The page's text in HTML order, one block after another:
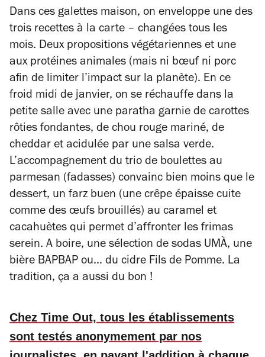
Dans ces galettes maison, on enveloppe une des
trois recettes à la carte – changées tous les
mois. Deux propositions végétariennes et une
aux protéines animales (mais ni bœuf ni porc
afin de limiter l’impact sur la planète). En ce
froid midi de janvier, on se réchauffe dans la
petite salle avec une paratha garnie de carottes
rôties fondantes, de chou rouge mariné, de
cheddar et acidulée par une salsa verde.
L’accompagnement du trio de boulettes au
parmesan (fadasses) convainc bien moins que le
dessert, un farz buen (une crêpe épaisse cuite
comme des œufs brouillés) au caramel et
cacahuètes qui permet d’affronter les frimas
serein. A boire, une sélection de sodas UMÀ, une
bière BAPBAP ou… du cidre Fils de Pomme. La
tradition, ça a aussi du bon !
Chez Time Out, tous les établissements
sont testés anonymement par nos